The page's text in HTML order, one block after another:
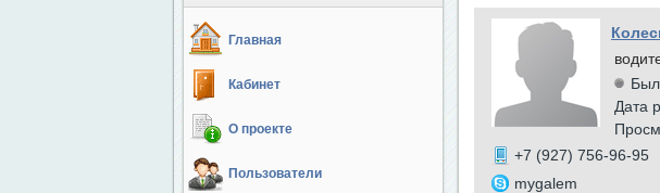
Главная
Кабинет
О проекте
Пользователи
Дата
+7 (927) 756-96-95
mygalem